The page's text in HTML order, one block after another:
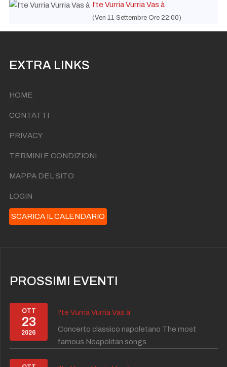
ACCENDE!
Sab 05 Settembre Ore 21:00
NASCE “FORIO MOOD”: L’ESTATE FORIANA SI
I'te Vurria Vurria Vas à
(Ven 11 Settembre Ore 22:00)
EXTRA LINKS
HOME
CONTATTI
PRIVACY
TERMINI E CONDIZIONI
MAPPA DEL SITO
LOGIN
SCARICA IL CALENDARIO
PROSSIMI EVENTI
OTT
23
2026
I'te Vurria Vurria Vas à
Concerto classico napoletano The most
famous Neapolitan songs